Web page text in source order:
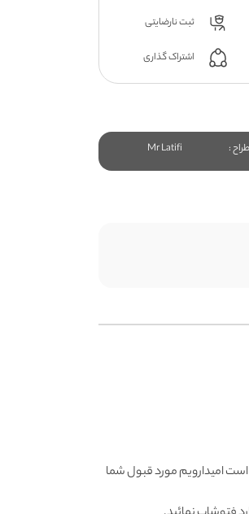
ثبت نارضایتی
اشتراک گذاری
:
Mr Latifi
است امیدارویم مورد قبول شما